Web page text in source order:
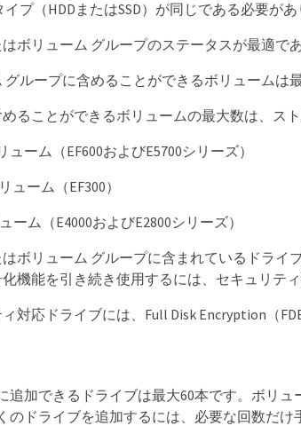
イプ（HDDまたはSSD）が同じである必要があ
ボリューム グループのステータスが最適で
グループに含めることができるボリュームは最
ることができるボリュームの最大数は、ス
ューム（EF600およびE5700シリーズ）
ューム（EF300）
ーム（E4000およびE2800シリーズ）
ボリューム グループに含まれているドラ
機能を引き続き使用するには、セキュリテ
対応ドライブには、Full Disk Encryption（
追加できるドライブは最大60本です。ボリ
のドライブを追加するには、必要な回数だ